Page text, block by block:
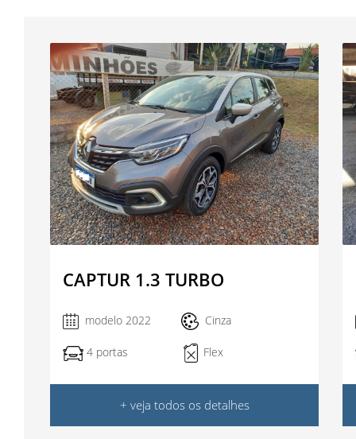
CAPTUR 1.3 TURBO
modelo 2022 Cinza
4 portas Flex
+ veja todos os detalhes